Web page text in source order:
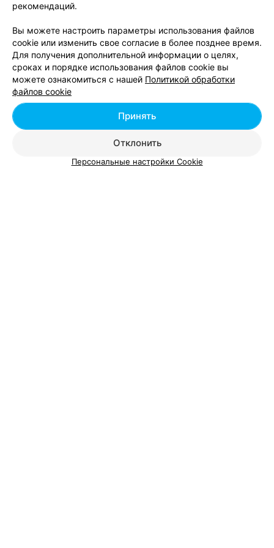
желание "развести" на "побольше денег". Персонал-
приятные ребята. Так что искренне спасибо им за
свадьбу - и удачи.
Вам будет интересно
Борщ в Могилеве
Грибной суп в Могилеве
Где поесть Щи в Могилеве
рекомендаций.
Вы можете настроить параметры использования файлов
cookie или изменить свое согласие в более позднее время.
Для получения дополнительной информации о целях,
сроках и порядке использования файлов cookie вы
можете ознакомиться с нашей Политикой обработки
файлов cookie
Отклонить
Принять
Персональные настройки Cookie